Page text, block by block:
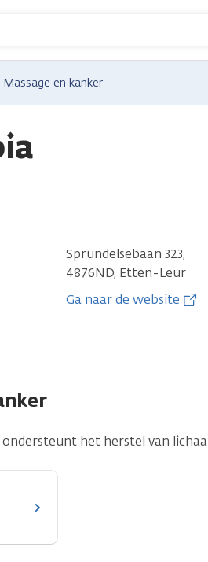
Massage en kanker
Sprundelsebaan 323,
4876ND, Etten-Leur
Ga naar de website
het herstel van